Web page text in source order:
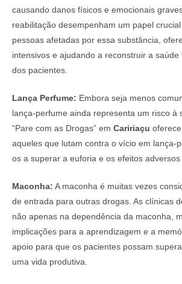
causando danos físicos e emocionais
reabilitação desempenham um papel
pessoas afetadas por essa substância,
intensivos e ajudando a reconstruir a
dos pacientes.
Lança Perfume: Embora seja menos
lança-perfume ainda representa um risco à
“Pare com as Drogas” em Caririaçu
aqueles que lutam contra o vício em lança-
os a superar a euforia e os efeitos adversos
Maconha: A maconha é muitas vezes
de entrada para outras drogas. As clínicas
não apenas na dependência da maconha,
implicações para a aprendizagem e a
apoio para que os pacientes possam
uma vida produtiva.